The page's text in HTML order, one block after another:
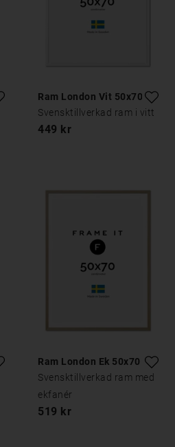
Ram London Vit 50x70
Svensktillverkad ram i vitt
449 kr
Ram London Ek 50x70
Svensktillverkad ram med
ekfanér
519 kr